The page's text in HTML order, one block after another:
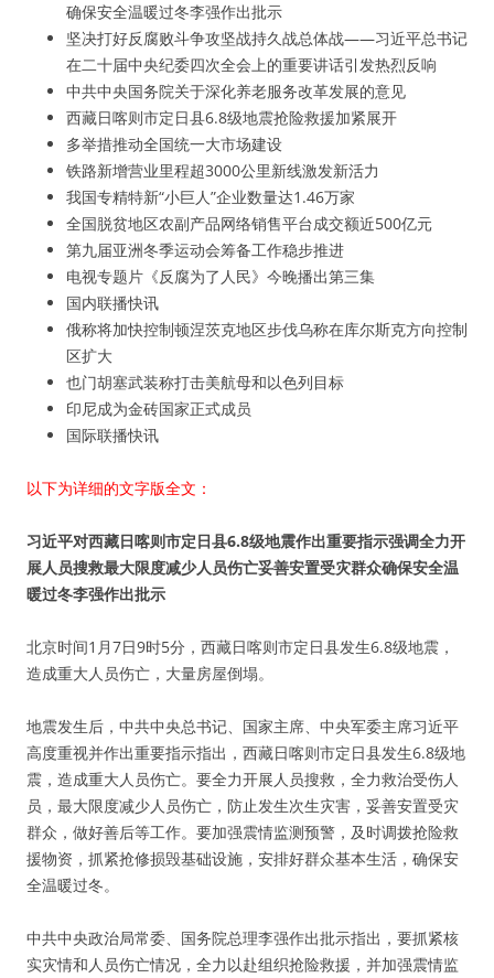
确保安全温暖过冬李强作出批示
坚决打好反腐败斗争攻坚战持久战总体战——习近平总书记
在二十届中央纪委四次全会上的重要讲话引发热烈反响
中共中央国务院关于深化养老服务改革发展的意见
西藏日喀则市定日县6.8级地震抢险救援加紧展开
多举措推动全国统一大市场建设
铁路新增营业里程超3000公里新线激发新活力
我国专精特新“小巨人”企业数量达1.46万家
全国脱贫地区农副产品网络销售平台成交额近500亿元
第九届亚洲冬季运动会筹备工作稳步推进
电视专题片《反腐为了人民》今晚播出第三集
国内联播快讯
俄称将加快控制顿涅茨克地区步伐乌称在库尔斯克方向控制
区扩大
也门胡塞武装称打击美航母和以色列目标
印尼成为金砖国家正式成员
国际联播快讯
以下为详细的文字版全文：
习近平对西藏日喀则市定日县6.8级地震作出重要指示强调全力开
展人员搜救最大限度减少人员伤亡妥善安置受灾群众确保安全温
暖过冬李强作出批示
北京时间1月7日9时5分，西藏日喀则市定日县发生6.8级地震，
造成重大人员伤亡，大量房屋倒塌。
地震发生后，中共中央总书记、国家主席、中央军委主席习近平
高度重视并作出重要指示指出，西藏日喀则市定日县发生6.8级地
震，造成重大人员伤亡。要全力开展人员搜救，全力救治受伤人
员，最大限度减少人员伤亡，防止发生次生灾害，妥善安置受灾
群众，做好善后等工作。要加强震情监测预警，及时调拨抢险救
援物资，抓紧抢修损毁基础设施，安排好群众基本生活，确保安
全温暖过冬。
中共中央政治局常委、国务院总理李强作出批示指出，要抓紧核
实灾情和人员伤亡情况，全力以赴组织抢险救援，并加强震情监